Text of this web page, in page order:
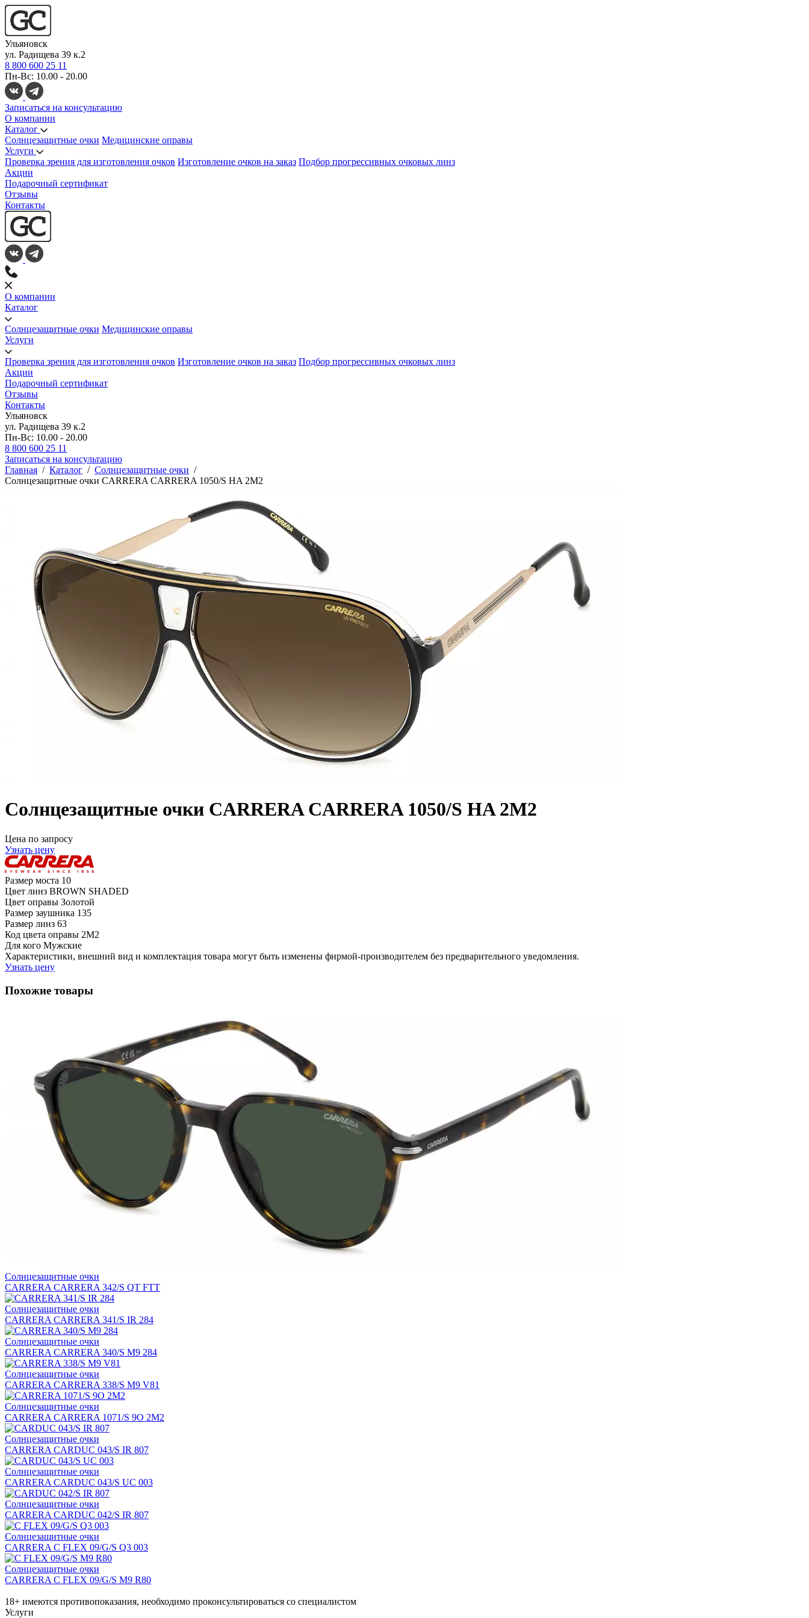
Ульяновск
ул. Радищева 39 к.2
8 800 600 25 11
Пн-Вс: 10.00 - 20.00
Записаться на консультацию
О компании
Каталог
Солнцезащитные очки Медицинские оправы
Услуги
Проверка зрения для изготовления очков Изготовление очков на заказ Подбор прогрессивных очковых линз
Акции
Подарочный сертификат
Отзывы
Контакты
О компании
Каталог
Солнцезащитные очки Медицинские оправы
Услуги
Проверка зрения для изготовления очков Изготовление очков на заказ Подбор прогрессивных очковых линз
Акции
Подарочный сертификат
Отзывы
Контакты
Ульяновск
ул. Радищева 39 к.2
Пн-Вс: 10.00 - 20.00
8 800 600 25 11
Записаться на консультацию
Главная / Каталог / Солнцезащитные очки /
Солнцезащитные очки CARRERA CARRERA 1050/S HA 2M2
Солнцезащитные очки CARRERA CARRERA 1050/S HA 2M2
Цена по запросу
Узнать цену
Размер моста 10
Цвет линз BROWN SHADED
Цвет оправы Золотой
Размер заушника 135
Размер линз 63
Код цвета оправы 2M2
Для кого Мужские
Характеристики, внешний вид и комплектация товара могут быть изменены фирмой-производителем без предварительного уведомления.
Узнать цену
Похожие товары
Солнцезащитные очки
CARRERA CARRERA 342/S QT FTT
Солнцезащитные очки
CARRERA CARRERA 341/S IR 284
Солнцезащитные очки
CARRERA CARRERA 340/S M9 284
Солнцезащитные очки
CARRERA CARRERA 338/S M9 V81
Солнцезащитные очки
CARRERA CARRERA 1071/S 9O 2M2
Солнцезащитные очки
CARRERA CARDUC 043/S IR 807
Солнцезащитные очки
CARRERA CARDUC 043/S UC 003
Солнцезащитные очки
CARRERA CARDUC 042/S IR 807
Солнцезащитные очки
CARRERA C FLEX 09/G/S Q3 003
Солнцезащитные очки
CARRERA C FLEX 09/G/S M9 R80
18+ имеются противопоказания, необходимо проконсультироваться со специалистом
Услуги